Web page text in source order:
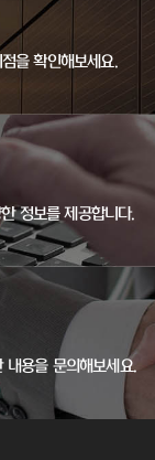
을 확인해보세요.
정보를 제공합니다.
내용을 문의해보세요.